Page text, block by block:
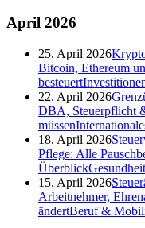
April 2026
25. April 2026
Bitcoin, Ethereum
besteuert
22. April 2026
DBA, Steuerpflicht
müssen
18. April 2026
Pflege: Alle
ÜberblickGesundheit
15. April 2026
Arbeitnehmer,
ändertBeruf &